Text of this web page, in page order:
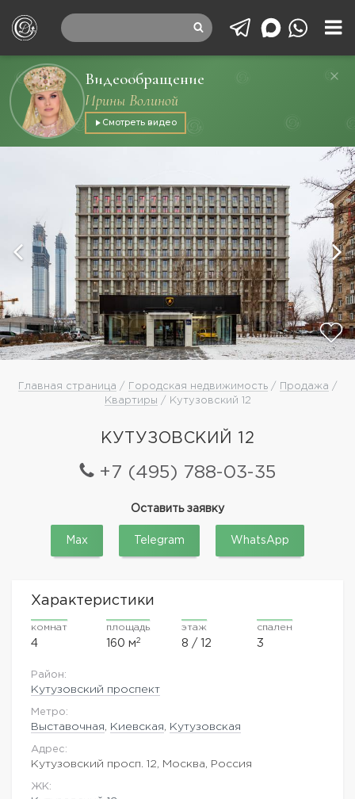
Видеообращение
Ирины Волиной
Смотреть видео
Главная страница / Городская недвижимость/ Продажа /
Квартиры / Кутузовский 12
КУТУЗОВСКИЙ 12
+7 (495) 788-03-35
Оставить заявку
Max Telegram WhatsApp
Характеристики
комнат
4
площадь
160 м2
этаж
8 / 12
спален
3
Район:
Кутузовский проспект
Метро:
Выставочная Киевская Кутузовская
Адрес:
Кутузовский просп. 12, Москва, Россия
ЖK: